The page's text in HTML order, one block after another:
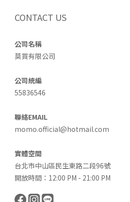
CONTACT US
公司名稱
莫買有限公司
公司統編
55836546
聯絡EMAIL
momo.official@hotmail.com
實體空間
台北市中山區民生東路二段96號
開放時間：12:00 PM - 21:00 PM